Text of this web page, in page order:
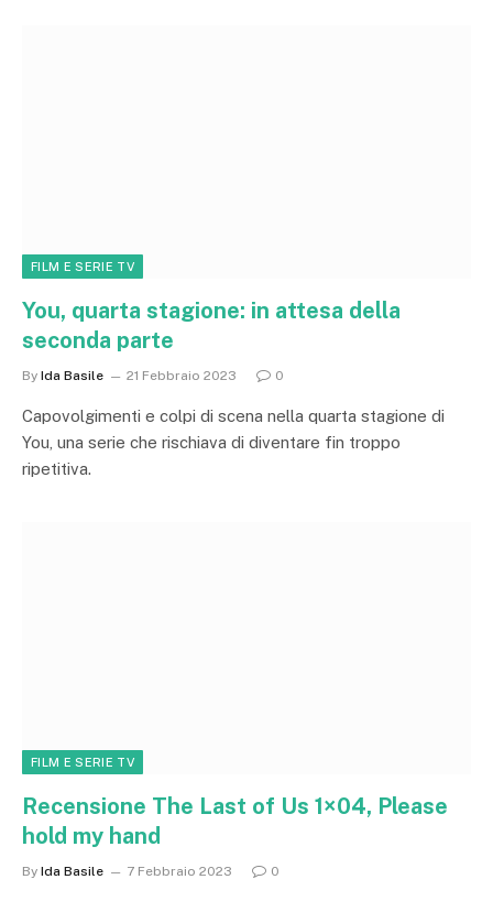
FILM E SERIE TV
You, quarta stagione: in attesa della
seconda parte
By Ida Basile 21 Febbraio 2023 0
Capovolgimenti e colpi di scena nella quarta stagione di
You, una serie che rischiava di diventare fin troppo
ripetitiva.
FILM E SERIE TV
Recensione The Last of Us 1×04, Please
hold my hand
By Ida Basile 7 Febbraio 2023 0